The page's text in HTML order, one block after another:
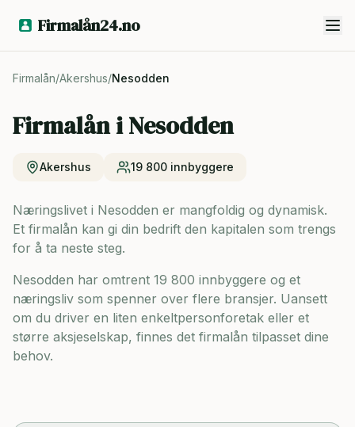
Firmalån24.no
Firmalån/Akershus/Nesodden
Firmalån iNesodden
Akershus 19 800 innbyggere
Næringslivet i Nesodden er mangfoldig og dynamisk.
Et firmalån kan gi din bedrift den kapitalen som trengs
for å ta neste steg.
Nesodden har omtrent 19 800 innbyggere og et
næringsliv som spenner over flere bransjer. Uansett
om du driver en liten enkeltpersonforetak eller et
større aksjeselskap, finnes det firmalån tilpasset dine
behov.